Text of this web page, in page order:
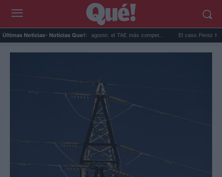
Últimas Noticias- Noticias Que!:
Las mejores hipotecas de agosto: el TAE más compet... El caso Perez Hilton: su